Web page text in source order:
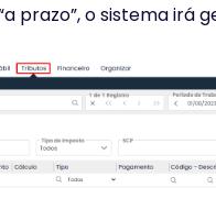
prazo”, o sistema irá